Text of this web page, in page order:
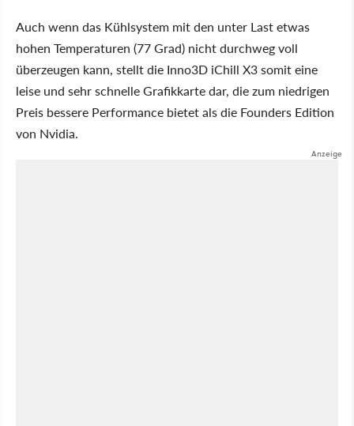
Auch wenn das Kühlsystem mit den unter Last etwas
hohen Temperaturen (77 Grad) nicht durchweg voll
überzeugen kann, stellt die Inno3D iChill X3 somit eine
leise und sehr schnelle Grafikkarte dar, die zum niedrigen
Preis bessere Performance bietet als die Founders Edition
von Nvidia.